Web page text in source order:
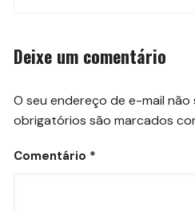
Deixe um comentário
O seu endereço de e-mail não
obrigatórios são marcados
Comentário *